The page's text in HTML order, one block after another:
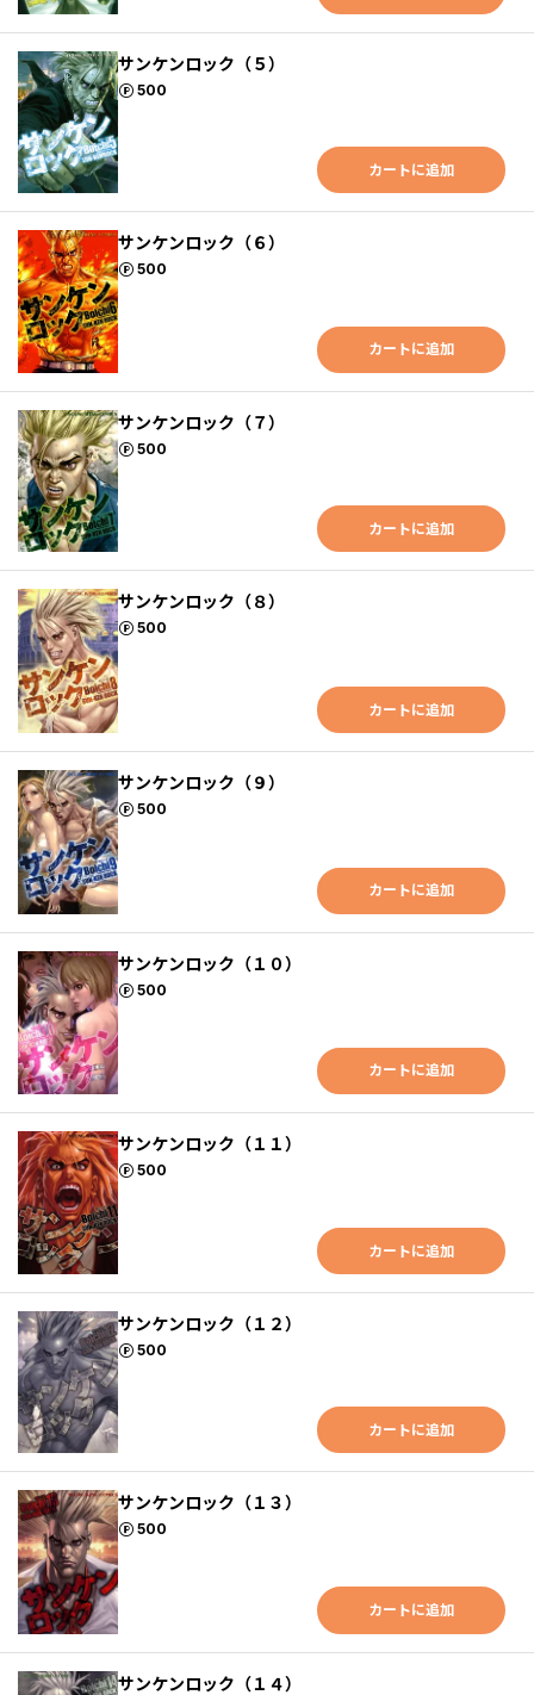
サンケンロック（５）
500
ポイント
カートに追加
サンケンロック（６）
500
ポイント
カートに追加
サンケンロック（７）
500
ポイント
カートに追加
サンケンロック（８）
500
ポイント
カートに追加
サンケンロック（９）
500
ポイント
カートに追加
サンケンロック（１０）
500
ポイント
カートに追加
サンケンロック（１１）
500
ポイント
カートに追加
サンケンロック（１２）
500
ポイント
カートに追加
サンケンロック（１３）
500
ポイント
カートに追加
サンケンロック（１４）